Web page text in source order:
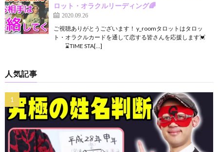
ロット・オラクルリーディング🌈
2020.09.26
ご視聴ありがとうございます！ y_roomタロットはタロッ
ト・オラクルカードを通して恋する皆さんを応援します💓
⌛TIME STA[…]
人気記事